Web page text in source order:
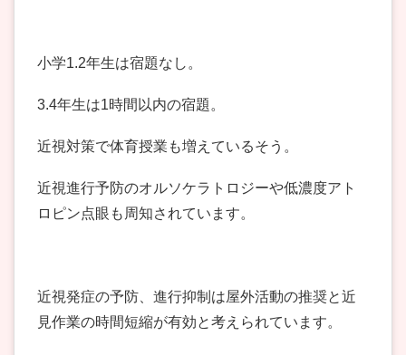
小学1.2年生は宿題なし。
3.4年生は1時間以内の宿題。
近視対策で体育授業も増えているそう。
近視進行予防のオルソケラトロジーや低濃度アト
ロピン点眼も周知されています。
近視発症の予防、進行抑制は屋外活動の推奨と近
見作業の時間短縮が有効と考えられています。